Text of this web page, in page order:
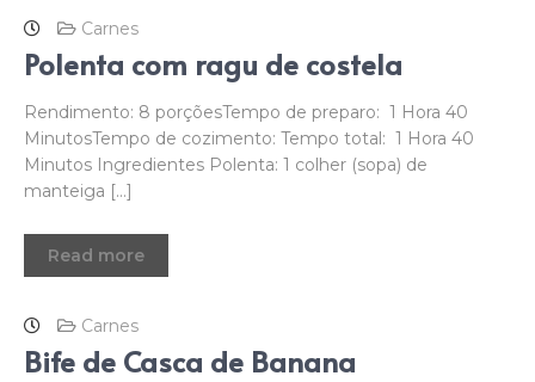
Carnes
Polenta com ragu de costela
Rendimento: 8 porçõesTempo de preparo: 1 Hora 40
MinutosTempo de cozimento: Tempo total: 1 Hora 40
Minutos Ingredientes Polenta: 1 colher (sopa) de
manteiga […]
Read more
Carnes
Bife de Casca de Banana